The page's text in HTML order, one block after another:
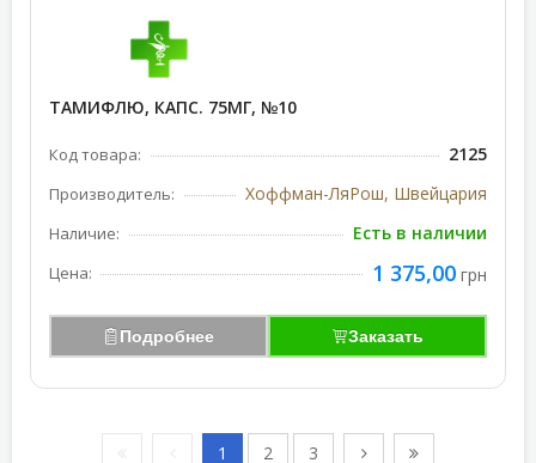
ТАМИФЛЮ, КАПС. 75МГ, №10
Код товара: 2125
Производитель: Хоффман-ЛяРош, Швейцария
Наличие: Есть в наличии
Цена: 1 375,00 грн
Подробнее Заказать
1 2 3